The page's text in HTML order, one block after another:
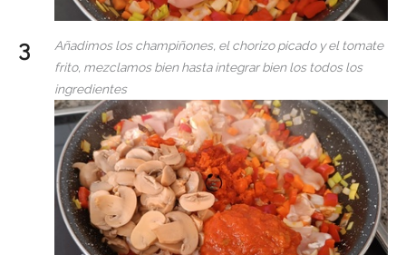
Añadimos los champiñones, el chorizo picado y el tomate
frito, mezclamos bien hasta integrar bien los todos los
ingredientes